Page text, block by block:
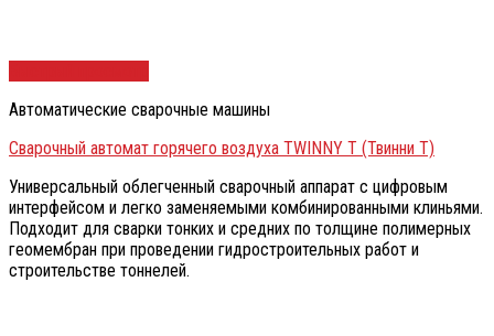
Автоматические сварочные машины
Сварочный автомат горячего воздуха TWINNY T (Твинни Т)
Универсальный облегченный сварочный аппарат с цифровым
интерфейсом и легко заменяемыми комбинированными клиньями.
Подходит для сварки тонких и средних по толщине полимерных
геомембран при проведении гидростроительных работ и
строительстве тоннелей.